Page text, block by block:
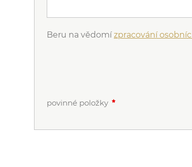
Beru na vědomízpracování
povinné položky